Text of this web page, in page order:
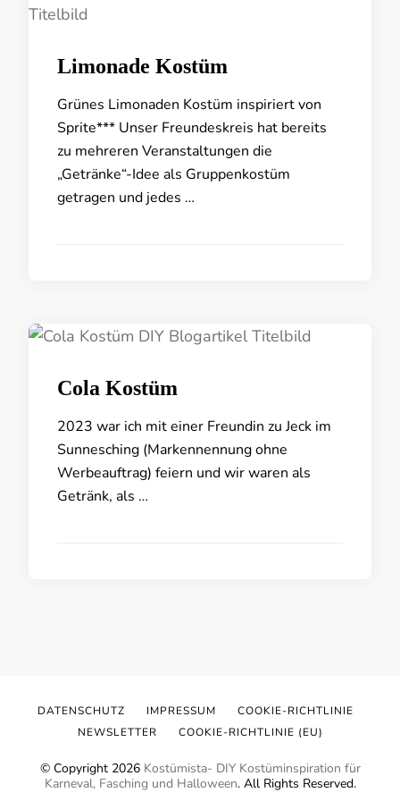
Limonade Kostüm
Grünes Limonaden Kostüm inspiriert von
Sprite*** Unser Freundeskreis hat bereits
zu mehreren Veranstaltungen die
„Getränke“-Idee als Gruppenkostüm
getragen und jedes …
Cola Kostüm
2023 war ich mit einer Freundin zu Jeck im
Sunnesching (Markennennung ohne
Werbeauftrag) feiern und wir waren als
Getränk, als …
© Copyright 2026 Kostümista- DIY Kostüminspiration für
Karneval, Fasching und Halloween. All Rights Reserved.
DATENSCHUTZ IMPRESSUM
COOKIE-RICHTLINIE
NEWSLETTER
COOKIE-RICHTLINIE (EU)